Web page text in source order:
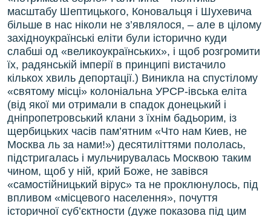
масштабу Шептицького, Коновальця і Шухевича
більше в нас ніколи не з’являлося, – але в цілому
західноукраїнські еліти були історично куди
слабші од «великоукраїнських», і щоб розгромити
їх, радянській імперії в принципі вистачило
кількох хвиль депортації.) Виникла на спустілому
«святому місці» колоніальна УРСР-івська еліта
(від якої ми отримали в спадок донецький і
дніпропетровський клани з їхнім бадьорим, із
щербицьких часів пам’ятним «Что нам Киев, не
Москва ль за нами!») десятиліттями пололась,
підстригалась і мульчирувалась Москвою таким
чином, щоб у ній, крий Боже, не завівся
«самостійницький вірус» та не проклюнулось, під
впливом «місцевого населення», почуття
історичної суб’єктности (дуже показова під цим